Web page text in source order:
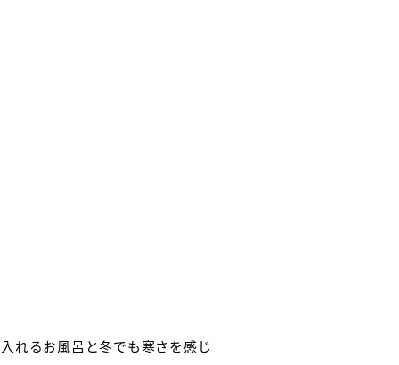
れるお風呂と冬でも寒さを感じ